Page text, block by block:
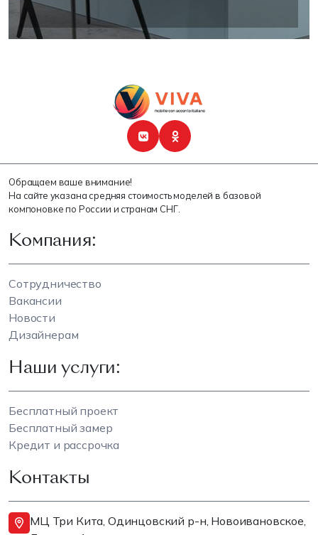
Обращаем ваше внимание!
На сайте указана средняя стоимость моделей в базовой
компоновке по России и странам СНГ.
Компания:
Сотрудничество
Вакансии
Новости
Дизайнерам
Наши услуги:
Бесплатный проект
Бесплатный замер
Кредит и рассрочка
Контакты
МЦ Три Кита, Одинцовский р-н, Новоивановское,